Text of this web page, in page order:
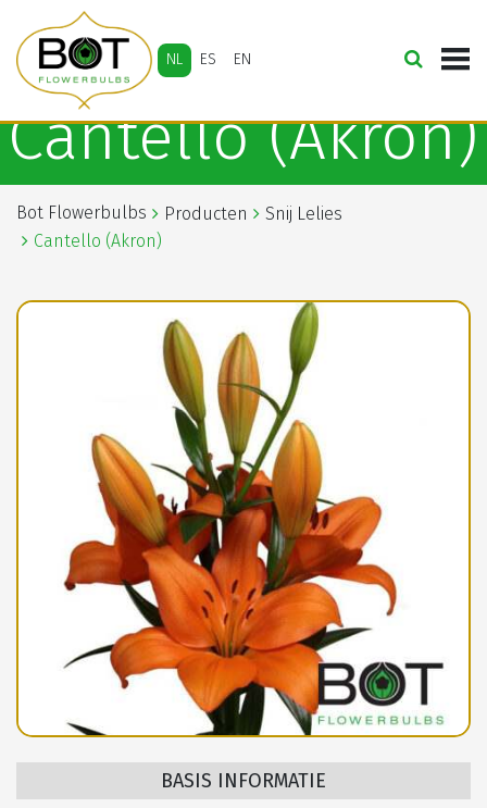
NL ES EN
Cantello (Akron)
Bot Flowerbulbs Producten
Snij Lelies
Cantello (Akron)
BASIS INFORMATIE